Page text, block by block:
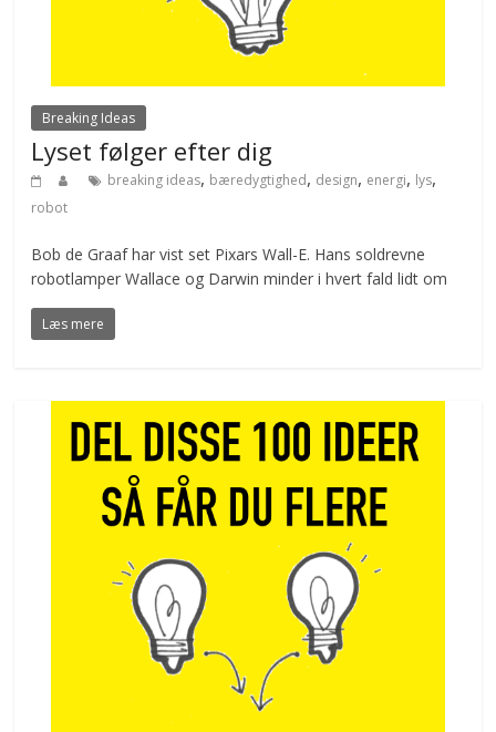
Breaking Ideas
Lyset følger efter dig
breaking ideas, bæredygtighed, design, energi, lys,
robot
Bob de Graaf har vist set Pixars Wall-E. Hans soldrevne
robotlamper Wallace og Darwin minder i hvert fald lidt om
Læs mere